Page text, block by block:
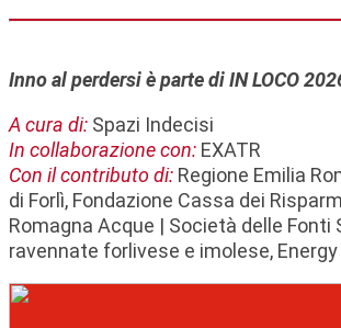
Inno al perdersi è parte di IN LOCO
A cura di: Spazi Indecisi
In collaborazione con: EXATR
Con il contributo di: Regione Emilia
di Forlì, Fondazione Cassa dei
Romagna Acque | Società delle Fonti
ravennate forlivese e imolese, Energy